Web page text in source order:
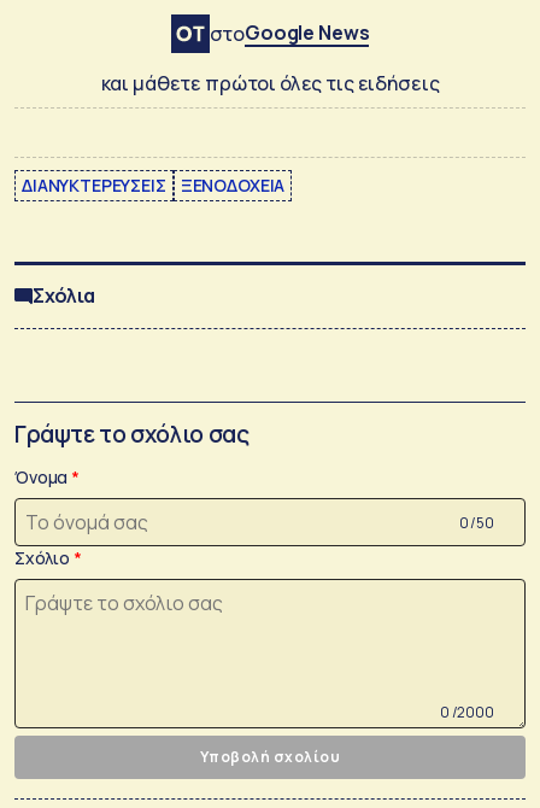
στοGoogle News
και μάθετε πρώτοι όλες τις ειδήσεις
ΔΙΑΝΥΚΤΕΡΕΥΣΕΙΣ ΞΕΝΟΔΟΧΕΙΑ
Σχόλια
Γράψτε το σχόλιο σας
Όνομα
0 /50
Σχόλιο
0 /2000
Υποβολή σχολίου